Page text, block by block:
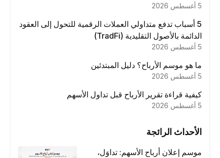
5 أسباب تدفع متداولي العملات الرقمية للتحول إلى العقود
الدائمة بالأصول التقليدية (TradFi)
ما هو موسم الأرباح؟ دليل المبتدئين
كيفية قراءة تقرير الأرباح قبل تداول الأسهم
الأحداث الرائجة
موسم إعلان أرباح الأسهم: تداوَل،